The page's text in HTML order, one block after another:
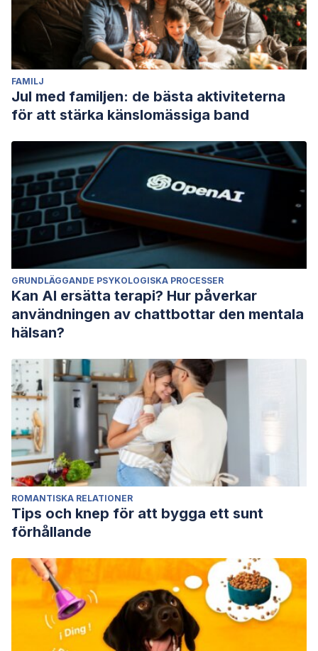
FAMILJ
Jul med familjen: de bästa aktiviteterna
för att stärka känslomässiga band
GRUNDLÄGGANDE PSYKOLOGISKA PROCESSER
Kan AI ersätta terapi? Hur påverkar
användningen av chattbottar den mentala
hälsan?
ROMANTISKA RELATIONER
Tips och knep för att bygga ett sunt
förhållande